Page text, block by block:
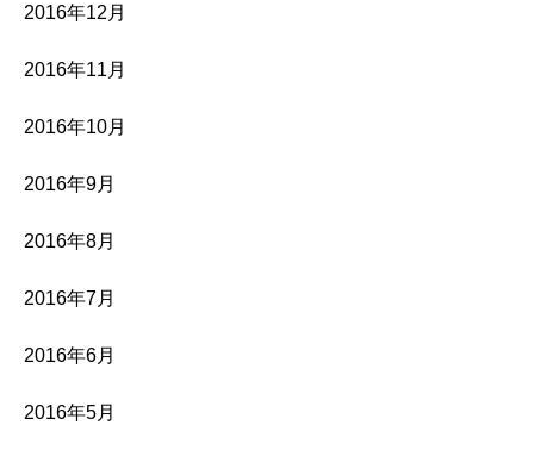
2016年12月
2016年11月
2016年10月
2016年9月
2016年8月
2016年7月
2016年6月
2016年5月